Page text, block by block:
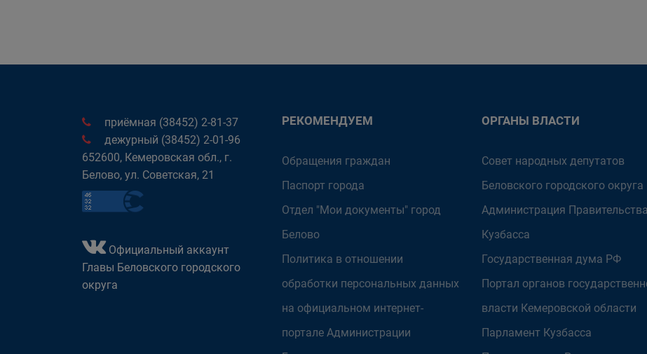
приёмная (38452) 2-81-37
дежурный (38452) 2-01-96
652600, Кемеровская обл., г.
Белово, ул. Советская, 21
Официальный аккаунт
Главы Беловского городского
округа
РЕКОМЕНДУЕМ
Обращения граждан
Паспорт города
Отдел "Мои документы" город
Белово
Политика в отношении
обработки персональных данных
на официальном интернет-
портале Администрации
ОРГАНЫ ВЛАСТИ
Совет народных депутатов
Беловского городского округа
Администрация Правительства
Кузбасса
Государственная дума РФ
Портал органов
власти Кемеровской области
Парламент Кузбасса